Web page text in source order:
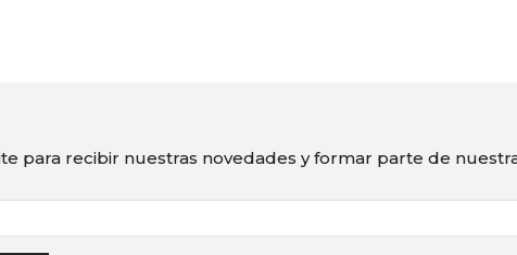
para recibir nuestras novedades y formar parte de